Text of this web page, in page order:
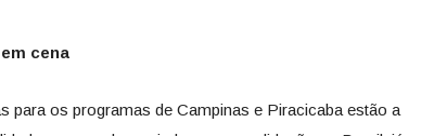
cena
para os programas de Campinas e Piracicaba estão a